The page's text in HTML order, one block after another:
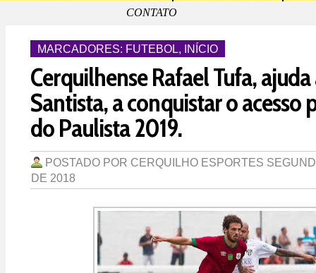
CONTATO
MARCADORES: FUTEBOL, INÍCIO
Cerquilhense Rafael Tufa,
Santista, a conquistar o acesso
do Paulista 2019.
POSTADO POR CERQUILHO ESPORTES
DE 2018